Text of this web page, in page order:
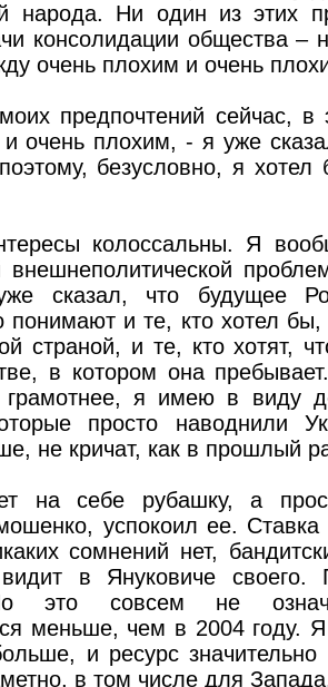
народа. Ни один из этих
консолидации общества –
очень плохим и очень
предпочтений сейчас,
очень плохим, - я уже
безусловно, я
колоссальны. Я
внешнеполитической
сказал, что будущее
понимают и те, кто хотел
страной, и те, кто хотят,
в котором она
грамотнее, я имею в виду
просто наводнили
не кричат, как в прошлый
на себе рубашку, а
успокоил ее.
сомнений нет,
видит в Януковиче своего.
это совсем не
меньше, чем в 2004 году.
и ресурс
в том числе для